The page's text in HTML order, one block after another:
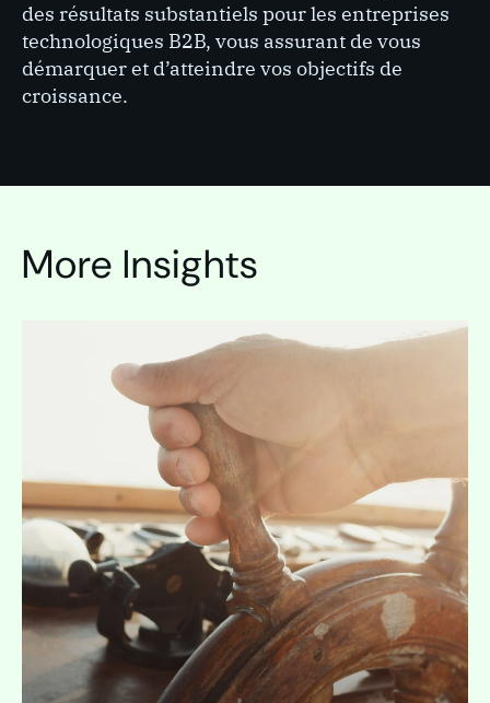
des résultats substantiels pour les entreprises
technologiques B2B, vous assurant de vous
démarquer et d’atteindre vos objectifs de
croissance.
More Insights